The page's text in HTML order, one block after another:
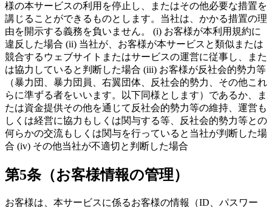
様の本サービスの利用を停止し、またはその他必要な措置を
講じることができるものとします。当社は、かかる措置の理
由を開示する義務を負いません。 (i) お客様が本利用規約に
違反した場合 (ii) 当社が、お客様が本サービスと類似または
競合するウェブサイトまたはサービスの運営に従事し、また
は協力していると判断した場合 (iii) お客様が反社会的勢力等
（暴力団、暴力団員、右翼団体、反社会的勢力、その他これ
らに準ずる者をいいます。以下同様とします）であるか、ま
たは資金提供その他を通じて反社会的勢力等の維持、運営も
しくは経営に協力もしくは関与する等、反社会的勢力等との
何らかの交流もしくは関与を行っていると当社が判断した場
合 (iv) その他当社が不適切と判断した場合
第5条（お客様情報の管理）
お客様は、本サービスに係るお客様の情報（ID、パスワー